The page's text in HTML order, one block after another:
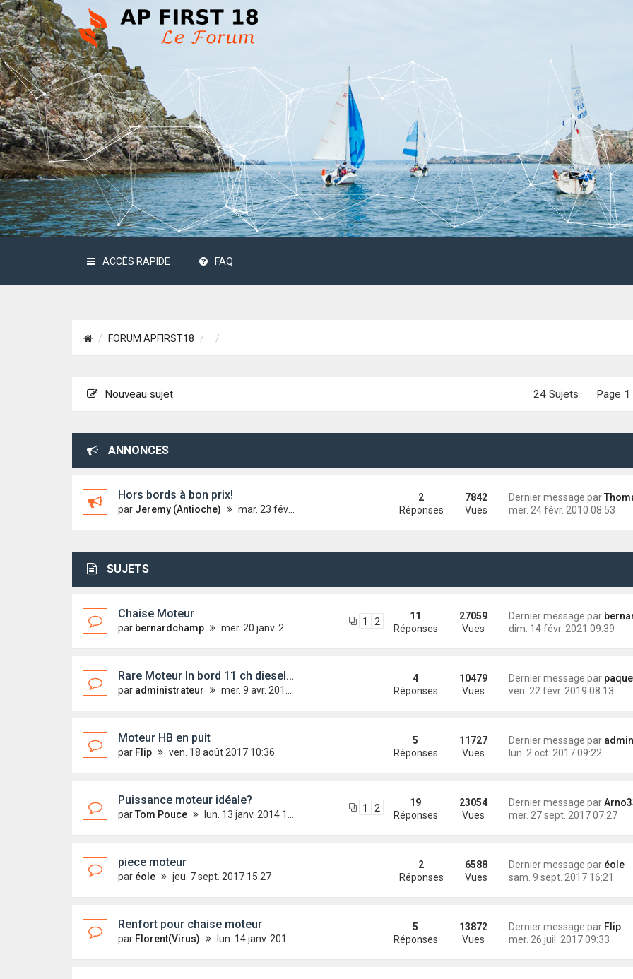
ACCÈS RAPIDE FAQ
FORUM APFIRST18
Nouveau sujet 24 Sujets Page 1
ANNONCES
Hors bords à bon prix!
par Jeremy (Antioche) mar. 23 févr. 2010 10:15
Dernier message parThomas
mer. 24 févr. 2010 08:53
2
Réponses
7842
Vues
SUJETS
Chaise Moteur
par bernardchamp mer. 20 janv. 2021 17:21
Dernier message par
dim. 14 févr. 2021 09:39
11
Réponses
27059
Vues
1 2
Rare Moteur In bord 11 ch diesel sur un First 18 ???
par administrateur mer. 9 avr. 2014 12:45
Dernier message par
ven. 22 févr. 2019 08:13
4
Réponses
10479
Vues
Moteur HB en puit
par Flip ven. 18 août 2017 10:36
Dernier message par
lun. 2 oct. 2017 09:22
5
Réponses
11727
Vues
Puissance moteur idéale?
parTom Pouce lun. 13 janv. 2014 14:22
Dernier message par
mer. 27 sept. 2017 07:27
19
Réponses
23054
Vues
1 2
piece moteur
par éole jeu. 7 sept. 2017 15:27
Dernier message par éole
sam. 9 sept. 2017 16:21
2
Réponses
6588
Vues
Renfort pour chaise moteur
par Florent(Virus) lun. 14 janv. 2013 10:56
Dernier message par Flip
mer. 26 juil. 2017 09:33
5
Réponses
13872
Vues